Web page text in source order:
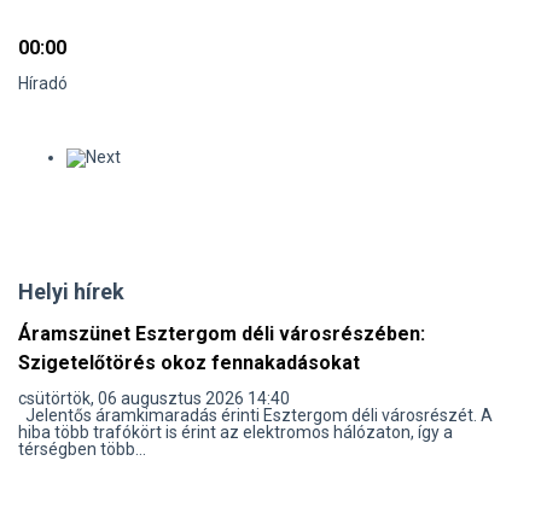
00:00
Híradó
Helyi hírek
Áramszünet Esztergom déli városrészében:
Szigetelőtörés okoz fennakadásokat
csütörtök, 06 augusztus 2026 14:40
Jelentős áramkimaradás érinti Esztergom déli városrészét. A
hiba több trafókört is érint az elektromos hálózaton, így a
térségben több...